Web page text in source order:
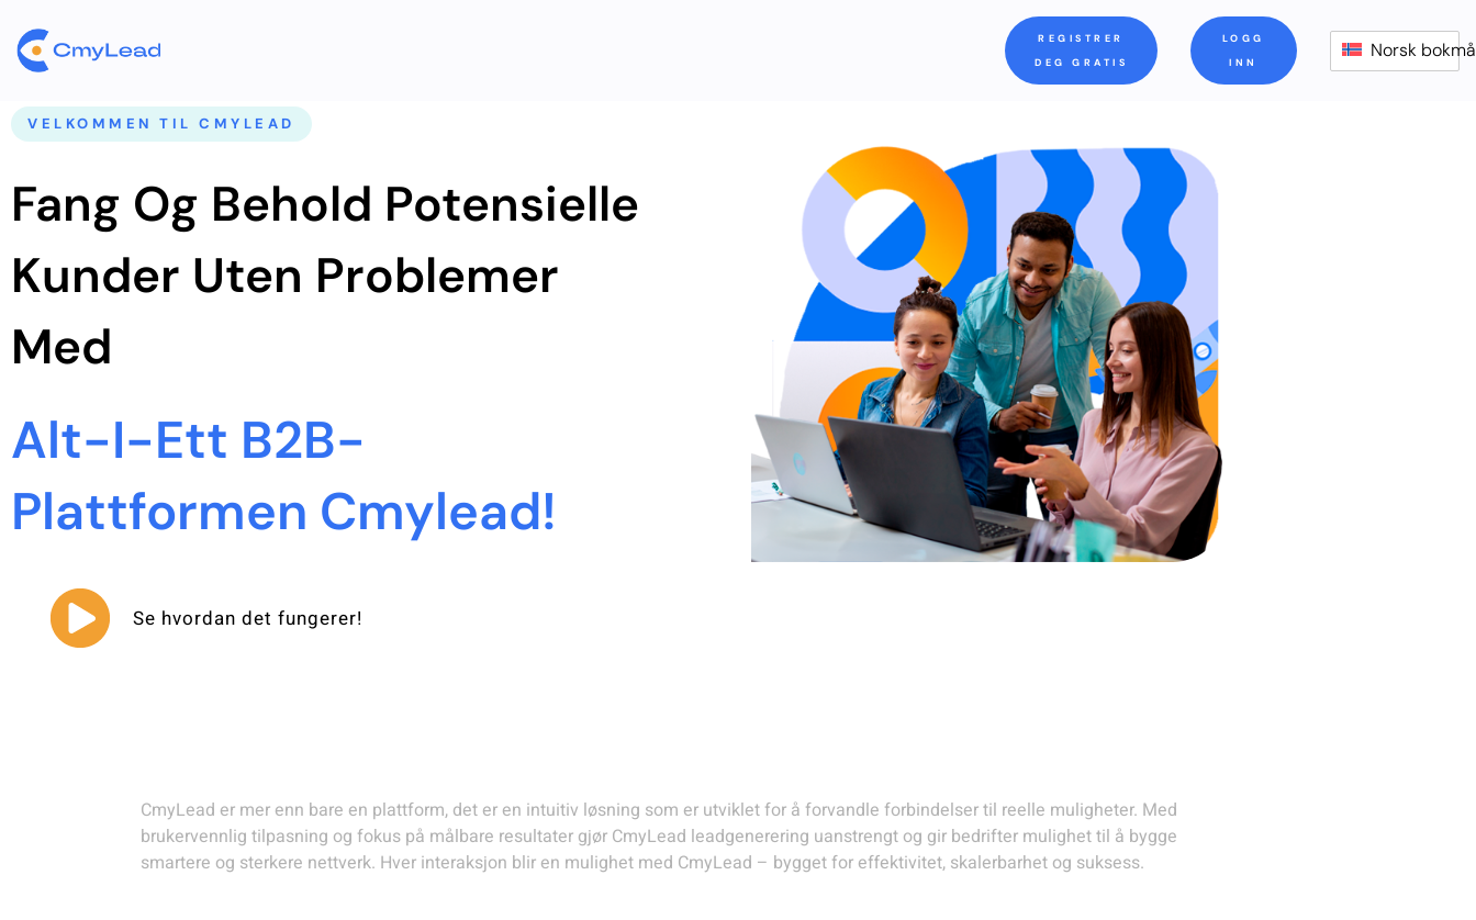
REGISTRER
DEG GRATIS
LOGG
INN
Norsk
VELKOMMEN TIL CMYLEAD
Fang Og Behold Potensielle
Kunder Uten Problemer
Med
Alt-I-Ett B2B-
Plattformen Cmylead!
Se hvordan det fungerer!
CmyLead er mer enn bare en plattform, det er en intuitiv løsning som er utviklet for å forvandle forbindelser til reelle muligheter. Med
brukervennlig tilpasning og fokus på målbare resultater gjør CmyLead leadgenerering uanstrengt og gir bedrifter mulighet til å bygge
smartere og sterkere nettverk. Hver interaksjon blir en mulighet med CmyLead – bygget for effektivitet, skalerbarhet og suksess.